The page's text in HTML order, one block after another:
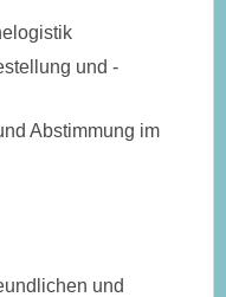
und -
Abstimmung im
und